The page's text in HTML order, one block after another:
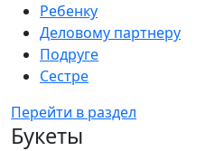
Ребенку
Деловому партнеру
Подруге
Сестре
Перейти в раздел
Букеты